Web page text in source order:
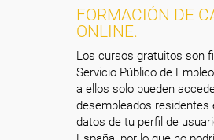
FORMACIÓN DE
ONLINE.
Los cursos gratuitos son
Servicio Público de
a ellos solo pueden
desempleados residentes
datos de tu perfil de